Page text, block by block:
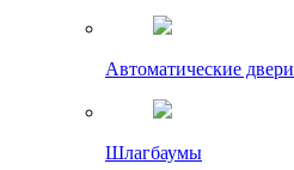
Автоматические двери
Шлагбаумы